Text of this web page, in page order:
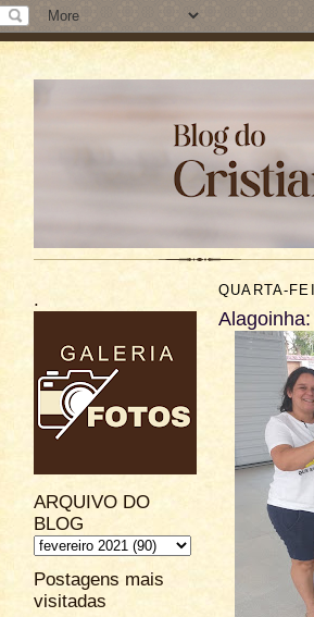
.
ARQUIVO DO
BLOG
Postagens mais
visitadas
QUARTA-